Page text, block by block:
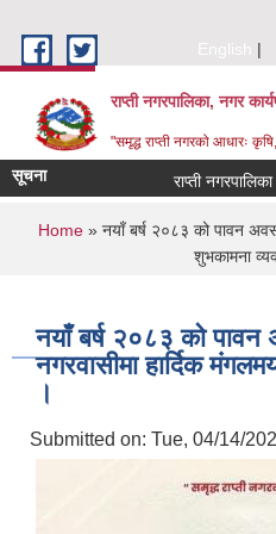
English
राप्ती नगरपालिका, नगर
"समृद्ध राप्ती नगरको आधारः कृषि,
सूचना राप्ती नगरपालिका
You are here
Home» नयाँ बर्ष २०८३ को पावन
शुभकामना
नयाँ बर्ष २०८३ को पावन
नगरवासीमा हार्दिक
।
Submitted on: Tue, 04/14/